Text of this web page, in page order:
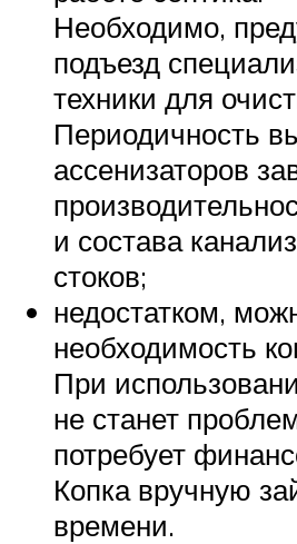
Необходимо,
подъезд
техники для
Периодичность
ассенизаторов
и состава
стоков;
недостатком,
необходимость
При
не станет
потребует
Копка вручную
времени.